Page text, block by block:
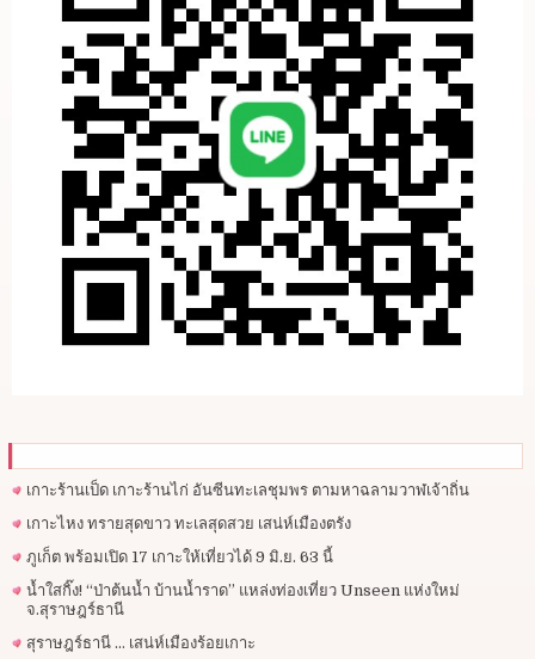
เกาะร้านเป็ด เกาะร้านไก่ อันซีนทะเลชุมพร ตามหาฉลามวาฬเจ้าถิ่น
เกาะไหง ทรายสุดขาว ทะเลสุดสวย เสน่ห์เมืองตรัง
ภูเก็ต พร้อมเปิด 17 เกาะให้เที่ยวได้ 9 มิ.ย. 63 นี้
น้ำใสกิ๊ง! “ป่าต้นน้ำ บ้านน้ำราด” แหล่งท่องเที่ยว Unseen แห่งใหม่
จ.สุราษฎร์ธานี
สุราษฎร์ธานี … เสน่ห์เมืองร้อยเกาะ